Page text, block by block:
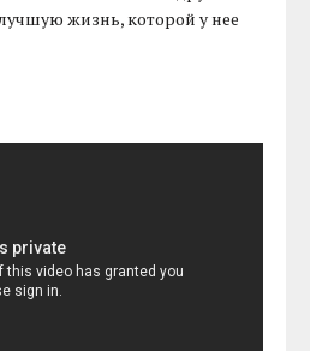
жизнь, которой у нее